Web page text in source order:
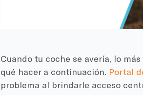
Cuando tu coche se avería, lo
qué hacer a continuación. Portal
problema al brindarle acceso